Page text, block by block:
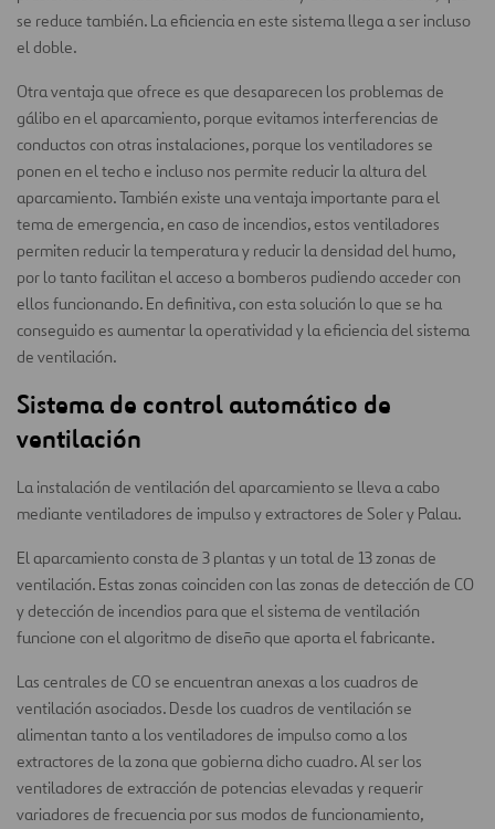
se reduce también. La eficiencia en este sistema llega a ser incluso
el doble.
Otra ventaja que ofrece es que desaparecen los problemas de
gálibo en el aparcamiento, porque evitamos interferencias de
conductos con otras instalaciones, porque los ventiladores se
ponen en el techo e incluso nos permite reducir la altura del
aparcamiento. También existe una ventaja importante para el
tema de emergencia, en caso de incendios, estos ventiladores
permiten reducir la temperatura y reducir la densidad del humo,
por lo tanto facilitan el acceso a bomberos pudiendo acceder con
ellos funcionando. En definitiva, con esta solución lo que se ha
conseguido es aumentar la operatividad y la eficiencia del sistema
de ventilación.
Sistema de control automático de
ventilación
La instalación de ventilación del aparcamiento se lleva a cabo
mediante ventiladores de impulso y extractores de Soler y Palau.
El aparcamiento consta de 3 plantas y un total de 13 zonas de
ventilación. Estas zonas coinciden con las zonas de detección de CO
y detección de incendios para que el sistema de ventilación
funcione con el algoritmo de diseño que aporta el fabricante.
Las centrales de CO se encuentran anexas a los cuadros de
ventilación asociados. Desde los cuadros de ventilación se
alimentan tanto a los ventiladores de impulso como a los
extractores de la zona que gobierna dicho cuadro. Al ser los
ventiladores de extracción de potencias elevadas y requerir
variadores de frecuencia por sus modos de funcionamiento,